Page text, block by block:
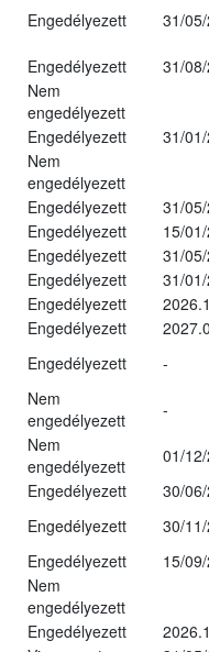
Engedélyezett 31/
Engedélyezett
31/
Nem
engedélyezett
Engedélyezett
31/
Nem
engedélyezett
Engedélyezett
31/
Engedélyezett
15/
Engedélyezett
31/
Engedélyezett
31/
Engedélyezett
Engedélyezett
Engedélyezett -
Nem
engedélyezett
-
Nem
engedélyezett
01/
Engedélyezett
30/
Engedélyezett
30/
Engedélyezett
15/
Nem
engedélyezett
Engedélyezett